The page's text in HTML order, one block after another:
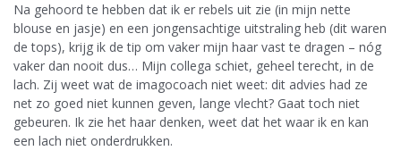
Na gehoord te hebben dat ik er rebels uit zie (in mijn nette
blouse en jasje) en een jongensachtige uitstraling heb (dit waren
de tops), krijg ik de tip om vaker mijn haar vast te dragen – nóg
vaker dan nooit dus… Mijn collega schiet, geheel terecht, in de
lach. Zij weet wat de imagocoach niet weet: dit advies had ze
net zo goed niet kunnen geven, lange vlecht? Gaat toch niet
gebeuren. Ik zie het haar denken, weet dat het waar ik en kan
een lach niet onderdrukken.